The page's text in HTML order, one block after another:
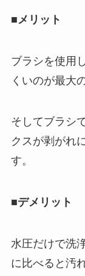
■メリット
ブラシを使用
くいのが最大
そしてブラシ
クスが剥がれ
す。
■デメリット
水圧だけで洗
に比べると汚